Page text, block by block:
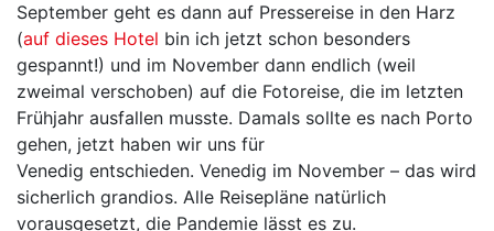
September geht es dann auf Pressereise in den Harz
(auf dieses Hotel bin ich jetzt schon besonders
gespannt!) und im November dann endlich (weil
zweimal verschoben) auf die Fotoreise, die im letzten
Frühjahr ausfallen musste. Damals sollte es nach Porto
gehen, jetzt haben wir uns für
Venedig entschieden. Venedig im November – das wird
sicherlich grandios. Alle Reisepläne natürlich
vorausgesetzt, die Pandemie lässt es zu.